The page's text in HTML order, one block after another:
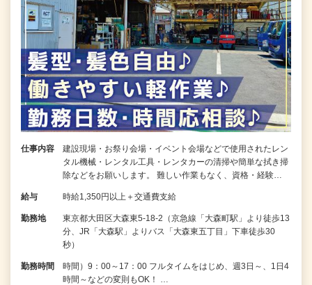
仕事内容
建設現場・お祭り会場・イベント会場などで使用されたレン
タル機械・レンタル工具・レンタカーの清掃や簡単な拭き掃
除などをお願いします。 難しい作業もなく、資格・経験…
給与 時給1,350円以上＋交通費支給
勤務地
東京都大田区大森東5-18-2（京急線「大森町駅」より徒歩13
分、JR「大森駅」よりバス「大森東五丁目」下車徒歩30
秒）
勤務時間
時間）9：00～17：00 フルタイムをはじめ、週3日～、1日4
時間～などの変則もOK！ …